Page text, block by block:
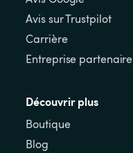
Avis sur Trustpilot
Carrière
Entreprise partenaire
Découvrir plus
Boutique
Blog